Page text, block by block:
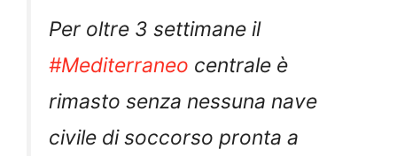
Per oltre 3 settimane il
#Mediterraneo centrale è
rimasto senza nessuna nave
civile di soccorso pronta a